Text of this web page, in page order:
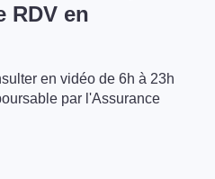
RDV en
en vidéo de 6h à 23h
par l'Assurance